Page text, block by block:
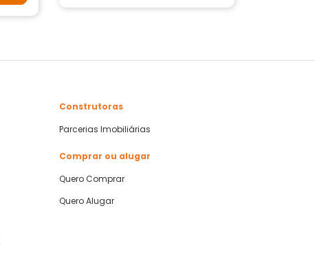
Construtoras
Parcerias Imobiliárias
Comprar ou alugar
Quero Comprar
Quero Alugar